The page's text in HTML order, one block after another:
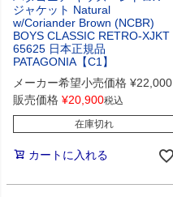
ジャケット Natural
w/Coriander Brown (NCBR)
BOYS CLASSIC RETRO-XJKT
65625 日本正規品
PATAGONIA【C1】
メーカー希望小売価格 ¥22,000
販売価格 ¥20,900税込
在庫切れ
カートに入れる